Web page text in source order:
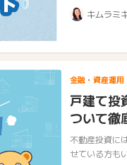
ングのメリッ
ディ…
キムラミ
金融・資産運用
戸建て投
ついて徹
不動産投資に
せている方も